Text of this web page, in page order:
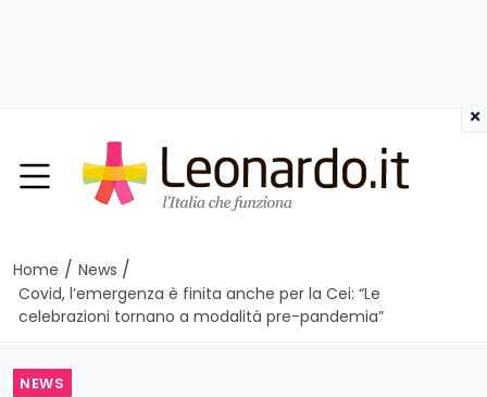
Home / News /
Covid, l’emergenza è finita anche per la Cei: “Le
celebrazioni tornano a modalità pre-pandemia”
NEWS
×